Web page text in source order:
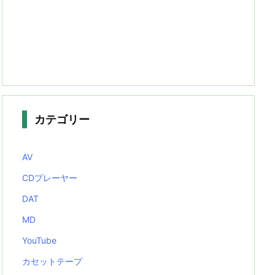
カテゴリー
AV
CDプレーヤー
DAT
MD
YouTube
カセットテープ